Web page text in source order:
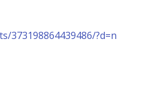
373198864439486/?d=n